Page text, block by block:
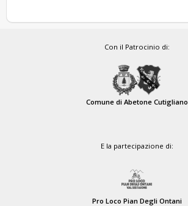
Con il Patrocinio di:
Comune di Abetone Cutigliano
E la partecipazione di:
Pro Loco Pian Degli Ontani